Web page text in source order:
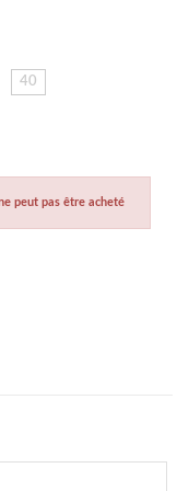
40
peut pas être acheté